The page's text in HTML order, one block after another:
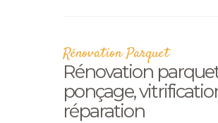
Rénovation Parquet
Rénovation
ponçage,
réparation